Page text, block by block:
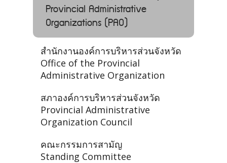
Provincial Administrative
Organizations (PAO)
สำนักงานองค์การบริหารส่วนจังหวัด
Office of the Provincial
Administrative Organization
สภาองค์การบริหารส่วนจังหวัด
Provincial Administrative
Organization Council
คณะกรรมการสามัญ
Standing Committee